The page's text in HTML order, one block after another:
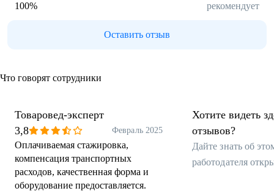
100% рекомендует
Оставить отзыв
Что говорят сотрудники
Товаровед-эксперт
3,8
Февраль 2025
Оплачиваемая стажировка,
компенсация транспортных
расходов, качественная форма и
оборудование предоставляется.
Хотите видеть
отзывов?
Дайте знать об
работодателя